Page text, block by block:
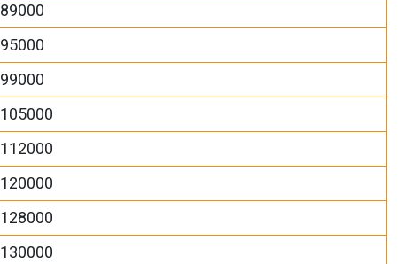
89000
95000
99000
105000
112000
120000
128000
130000